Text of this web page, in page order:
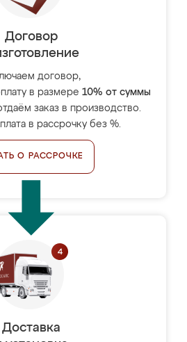
Договор
договор,
в размере 10% от суммы
заказ в производство.
в рассрочку без %.
О РАССРОЧКЕ
Доставка